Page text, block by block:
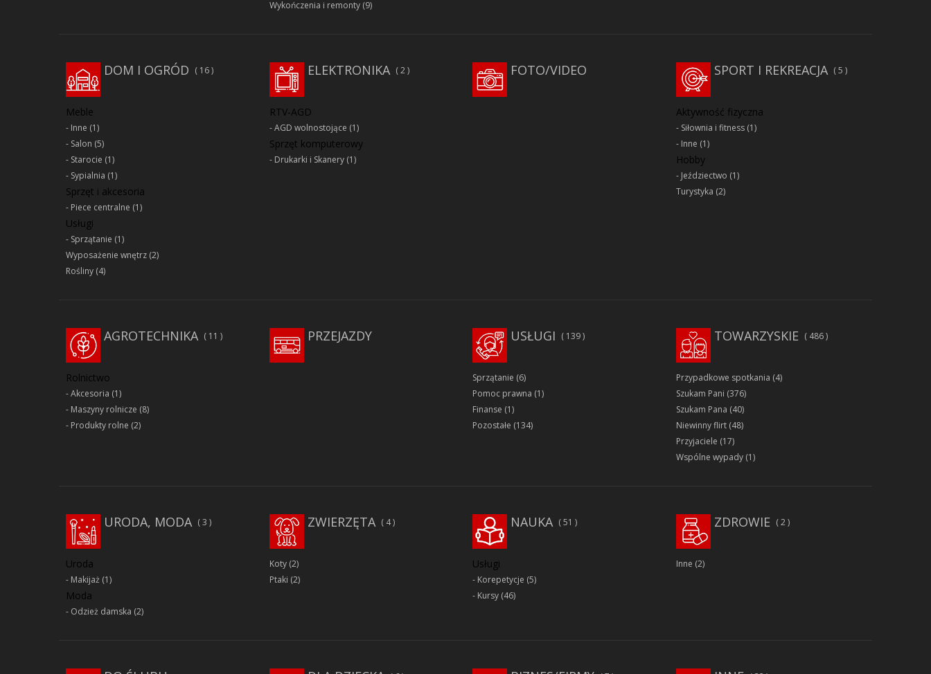
Wykończenia i remonty(9)
DOM I OGRÓD 16
Meble
Inne (1)
Salon (5)
Starocie (1)
Sypialnia (1)
Sprzęt i akcesoria
Piece centralne (1)
Usługi
Sprzątanie (1)
Wyposażenie wnętrz (2)
Rośliny (4)
2
ELEKTRONIKA
RTV-AGD
AGD wolnostojące (1)
Sprzęt komputerowy
Drukarki i Skanery(1)
FOTO/VIDEO SPORT I REKREACJA 5
Aktywność fizyczna
Siłownia i fitness(1)
Inne (1)
Hobby
Jeździectwo (1)
Turystyka (2)
AGROTECHNIKA 11
Rolnictwo
Akcesoria (1)
Maszyny rolnicze (8)
Produkty rolne (2)
PRZEJAZDY 139
USŁUGI
Sprzątanie (6)
Pomoc prawna (1)
Finanse (1)
Pozostałe (134)
TOWARZYSKIE 486
Przypadkowe spotkania (4)
Szukam Pani (376)
Szukam Pana (40)
Niewinny flirt(48)
Przyjaciele (17)
Wspólne wypady(1)
URODA, MODA 3
Uroda
Makijaż (1)
Moda
Odzież damska (2)
ZWIERZĘTA 4
Koty(2)
Ptaki (2)
51
NAUKA
Usługi
Korepetycje (5)
Kursy (46)
ZDROWIE 2
Inne (2)